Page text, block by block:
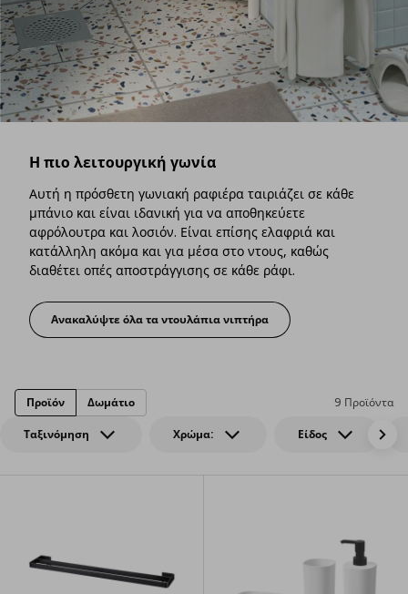
Η πιο λειτουργική γωνία
Αυτή η πρόσθετη γωνιακή ραφιέρα ταιριάζει σε κάθε
μπάνιο και είναι ιδανική για να αποθηκεύετε
αφρόλουτρα και λοσιόν. Είναι επίσης ελαφριά και
κατάλληλη ακόμα και για μέσα στο ντους, καθώς
διαθέτει οπές αποστράγγισης σε κάθε ράφι.
Η πιο λειτουργική γωνία
Ανακαλύψτε όλα τα ντουλάπια νιπτήρα
Ταξινόμηση Χρώμα: Είδος
9 Προϊόντα
Προϊόν Δωμάτιο